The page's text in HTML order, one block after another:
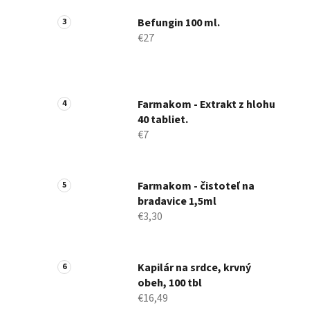
Befungin 100 ml.
€27
Farmakom - Extrakt z hlohu
40 tabliet.
€7
Farmakom - čistoteľ na
bradavice 1,5ml
€3,30
Kapilár na srdce, krvný
obeh, 100 tbl
€16,49